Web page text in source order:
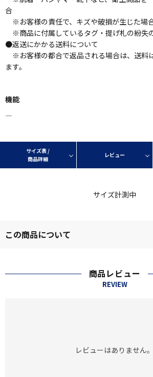
合
※お客様の責任で、キズや破損が生じた場
※商品に付属しているタグ・提げ札の紛失
●返送にかかる送料について
※お客様の都合で返品される場合は、送料
ます。
機能
―
サイズ表 /
商品詳細
レビュー
サイズ計測中
この商品について
商品レビュー
REVIEW
レビューはありません。